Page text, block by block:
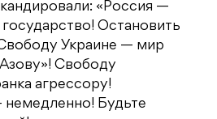
«Россия —
Остановить
Украине — мир
Свободу
агрессору!
Будьте